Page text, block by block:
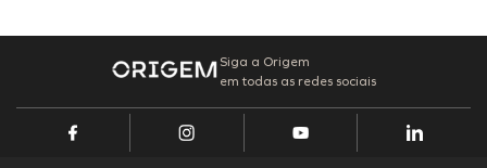
Siga a Origem
em todas as redes sociais